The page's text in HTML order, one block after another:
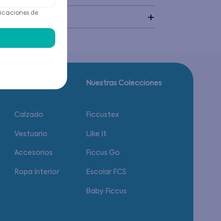
Calzado
Vestuario
Accesorios
Ropa Interior
Nuestras Colecciones
Ficcustex
Like It
Ficcus Go
Escolar FCS
Baby Ficcus
de